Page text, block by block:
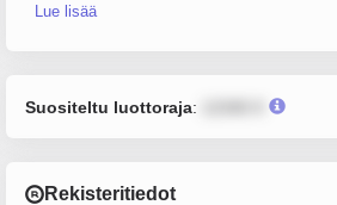
Lue lisää
Suositeltu luottoraja:
Rekisteritiedot